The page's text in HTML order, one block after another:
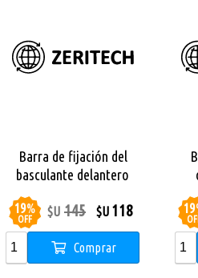
Barra de fijación del
basculante delantero
Monopatin Dual Sport
19%
OFF
$U 145 $U 118
Comprar
19